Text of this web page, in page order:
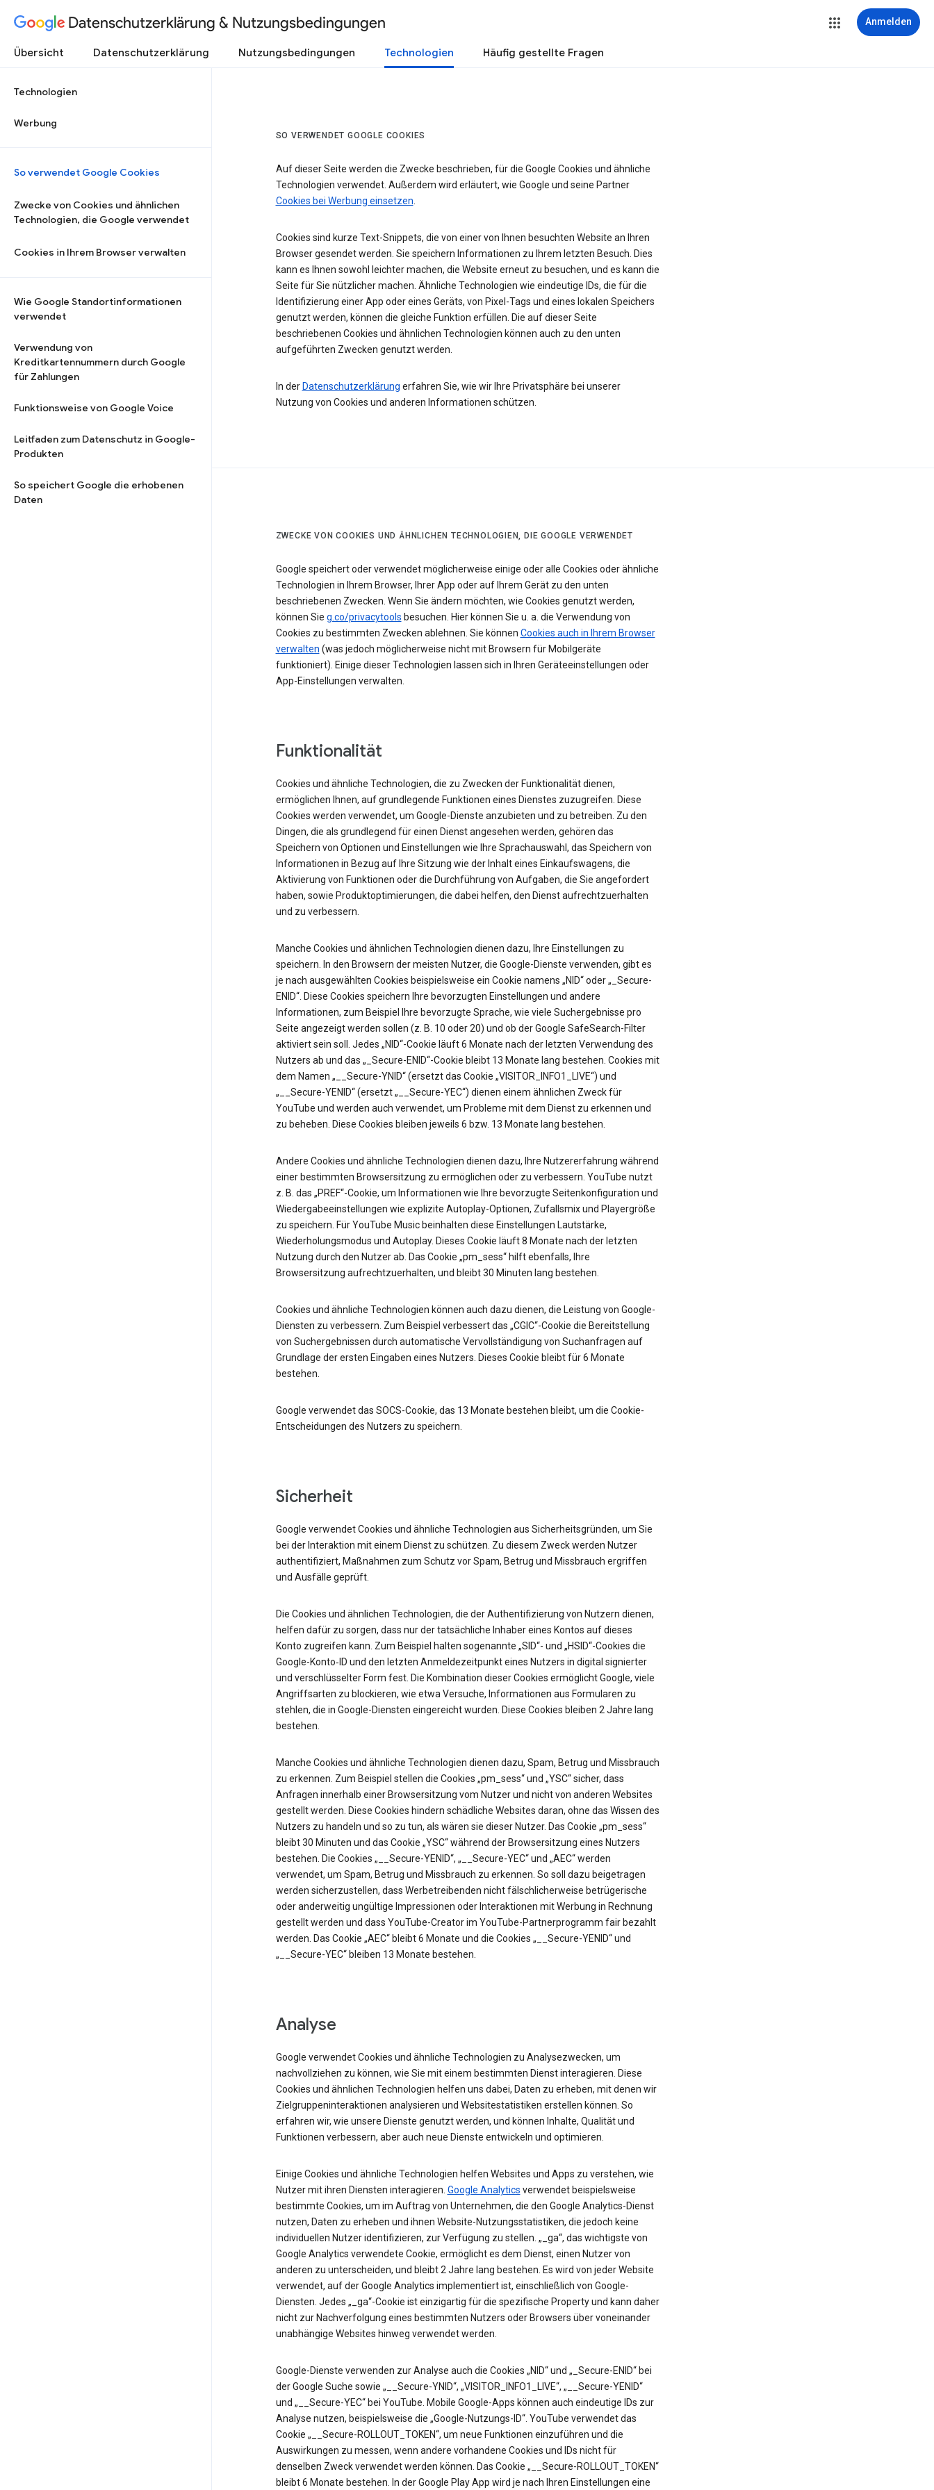
Datenschutzerklärung & Nutzungsbedingungen Anmelden
Übersicht Datenschutzerklärung Nutzungsbedingungen Technologien Häufig gestellte Fragen
Technologien
Werbung
So verwendet Google Cookies
Zwecke von Cookies und ähnlichen
Technologien, die Google verwendet
Cookies in Ihrem Browser verwalten
Wie Google Standortinformationen
verwendet
Verwendung von
Kreditkartennummern durch Google
für Zahlungen
Funktionsweise von Google Voice
Leitfaden zum Datenschutz in Google-
Produkten
So speichert Google die erhobenen
Daten
SO VERWENDET GOOGLE COOKIES
Auf dieser Seite werden die Zwecke beschrieben, für die Google Cookies und ähnliche
Technologien verwendet. Außerdem wird erläutert, wie Google und seine Partner
Cookies bei Werbung einsetzen.
Cookies sind kurze Text-Snippets, die von einer von Ihnen besuchten Website an Ihren
Browser gesendet werden. Sie speichern Informationen zu Ihrem letzten Besuch. Dies
kann es Ihnen sowohl leichter machen, die Website erneut zu besuchen, und es kann die
Seite für Sie nützlicher machen. Ähnliche Technologien wie eindeutige IDs, die für die
Identifizierung einer App oder eines Geräts, von Pixel-Tags und eines lokalen Speichers
genutzt werden, können die gleiche Funktion erfüllen. Die auf dieser Seite
beschriebenen Cookies und ähnlichen Technologien können auch zu den unten
aufgeführten Zwecken genutzt werden.
In der Datenschutzerklärung erfahren Sie, wie wir Ihre Privatsphäre bei unserer
Nutzung von Cookies und anderen Informationen schützen.
ZWECKE VON COOKIES UND ÄHNLICHEN TECHNOLOGIEN, DIE GOOGLE VERWENDET
Google speichert oder verwendet möglicherweise einige oder alle Cookies oder ähnliche
Technologien in Ihrem Browser, Ihrer App oder auf Ihrem Gerät zu den unten
beschriebenen Zwecken. Wenn Sie ändern möchten, wie Cookies genutzt werden,
können Sie g.co/privacytools besuchen. Hier können Sie u. a. die Verwendung von
Cookies zu bestimmten Zwecken ablehnen. Sie können Cookies auch in Ihrem Browser
verwalten (was jedoch möglicherweise nicht mit Browsern für Mobilgeräte
funktioniert). Einige dieser Technologien lassen sich in Ihren Geräteeinstellungen oder
App-Einstellungen verwalten.
Funktionalität
Cookies und ähnliche Technologien, die zu Zwecken der Funktionalität dienen,
ermöglichen Ihnen, auf grundlegende Funktionen eines Dienstes zuzugreifen. Diese
Cookies werden verwendet, um Google-Dienste anzubieten und zu betreiben. Zu den
Dingen, die als grundlegend für einen Dienst angesehen werden, gehören das
Speichern von Optionen und Einstellungen wie Ihre Sprachauswahl, das Speichern von
Informationen in Bezug auf Ihre Sitzung wie der Inhalt eines Einkaufswagens, die
Aktivierung von Funktionen oder die Durchführung von Aufgaben, die Sie angefordert
haben, sowie Produktoptimierungen, die dabei helfen, den Dienst aufrechtzuerhalten
und zu verbessern.
Manche Cookies und ähnlichen Technologien dienen dazu, Ihre Einstellungen zu
speichern. In den Browsern der meisten Nutzer, die Google-Dienste verwenden, gibt es
je nach ausgewählten Cookies beispielsweise ein Cookie namens „NID“ oder „_Secure-
ENID“. Diese Cookies speichern Ihre bevorzugten Einstellungen und andere
Informationen, zum Beispiel Ihre bevorzugte Sprache, wie viele Suchergebnisse pro
Seite angezeigt werden sollen (z. B. 10 oder 20) und ob der Google SafeSearch-Filter
aktiviert sein soll. Jedes „NID“-Cookie läuft 6 Monate nach der letzten Verwendung des
Nutzers ab und das „_Secure-ENID“-Cookie bleibt 13 Monate lang bestehen. Cookies mit
dem Namen „__Secure-YNID“ (ersetzt das Cookie „VISITOR_INFO1_LIVE“) und
„__Secure-YENID“ (ersetzt „__Secure-YEC“) dienen einem ähnlichen Zweck für
YouTube und werden auch verwendet, um Probleme mit dem Dienst zu erkennen und
zu beheben. Diese Cookies bleiben jeweils 6 bzw. 13 Monate lang bestehen.
Andere Cookies und ähnliche Technologien dienen dazu, Ihre Nutzererfahrung während
einer bestimmten Browsersitzung zu ermöglichen oder zu verbessern. YouTube nutzt
z. B. das „PREF“-Cookie, um Informationen wie Ihre bevorzugte Seitenkonfiguration und
Wiedergabeeinstellungen wie explizite Autoplay-Optionen, Zufallsmix und Playergröße
zu speichern. Für YouTube Music beinhalten diese Einstellungen Lautstärke,
Wiederholungsmodus und Autoplay. Dieses Cookie läuft 8 Monate nach der letzten
Nutzung durch den Nutzer ab. Das Cookie „pm_sess“ hilft ebenfalls, Ihre
Browsersitzung aufrechtzuerhalten, und bleibt 30 Minuten lang bestehen.
Cookies und ähnliche Technologien können auch dazu dienen, die Leistung von Google-
Diensten zu verbessern. Zum Beispiel verbessert das „CGIC“-Cookie die Bereitstellung
von Suchergebnissen durch automatische Vervollständigung von Suchanfragen auf
Grundlage der ersten Eingaben eines Nutzers. Dieses Cookie bleibt für 6 Monate
bestehen.
Google verwendet das SOCS-Cookie, das 13 Monate bestehen bleibt, um die Cookie-
Entscheidungen des Nutzers zu speichern.
Sicherheit
Google verwendet Cookies und ähnliche Technologien aus Sicherheitsgründen, um Sie
bei der Interaktion mit einem Dienst zu schützen. Zu diesem Zweck werden Nutzer
authentifiziert, Maßnahmen zum Schutz vor Spam, Betrug und Missbrauch ergriffen
und Ausfälle geprüft.
Die Cookies und ähnlichen Technologien, die der Authentifizierung von Nutzern dienen,
helfen dafür zu sorgen, dass nur der tatsächliche Inhaber eines Kontos auf dieses
Konto zugreifen kann. Zum Beispiel halten sogenannte „SID“- und „HSID“-Cookies die
Google-Konto‑ID und den letzten Anmeldezeitpunkt eines Nutzers in digital signierter
und verschlüsselter Form fest. Die Kombination dieser Cookies ermöglicht Google, viele
Angriffsarten zu blockieren, wie etwa Versuche, Informationen aus Formularen zu
stehlen, die in Google-Diensten eingereicht wurden. Diese Cookies bleiben 2 Jahre lang
bestehen.
Manche Cookies und ähnliche Technologien dienen dazu, Spam, Betrug und Missbrauch
zu erkennen. Zum Beispiel stellen die Cookies „pm_sess“ und „YSC“ sicher, dass
Anfragen innerhalb einer Browsersitzung vom Nutzer und nicht von anderen Websites
gestellt werden. Diese Cookies hindern schädliche Websites daran, ohne das Wissen des
Nutzers zu handeln und so zu tun, als wären sie dieser Nutzer. Das Cookie „pm_sess“
bleibt 30 Minuten und das Cookie „YSC“ während der Browsersitzung eines Nutzers
bestehen. Die Cookies „__Secure-YENID“, „__Secure-YEC“ und „AEC“ werden
verwendet, um Spam, Betrug und Missbrauch zu erkennen. So soll dazu beigetragen
werden sicherzustellen, dass Werbetreibenden nicht fälschlicherweise betrügerische
oder anderweitig ungültige Impressionen oder Interaktionen mit Werbung in Rechnung
gestellt werden und dass YouTube-Creator im YouTube-Partnerprogramm fair bezahlt
werden. Das Cookie „AEC“ bleibt 6 Monate und die Cookies „__Secure-YENID“ und
„__Secure-YEC“ bleiben 13 Monate bestehen.
Analyse
Google verwendet Cookies und ähnliche Technologien zu Analysezwecken, um
nachvollziehen zu können, wie Sie mit einem bestimmten Dienst interagieren. Diese
Cookies und ähnlichen Technologien helfen uns dabei, Daten zu erheben, mit denen wir
Zielgruppeninteraktionen analysieren und Websitestatistiken erstellen können. So
erfahren wir, wie unsere Dienste genutzt werden, und können Inhalte, Qualität und
Funktionen verbessern, aber auch neue Dienste entwickeln und optimieren.
Einige Cookies und ähnliche Technologien helfen Websites und Apps zu verstehen, wie
Nutzer mit ihren Diensten interagieren. Google Analytics verwendet beispielsweise
bestimmte Cookies, um im Auftrag von Unternehmen, die den Google Analytics-Dienst
nutzen, Daten zu erheben und ihnen Website-Nutzungsstatistiken, die jedoch keine
individuellen Nutzer identifizieren, zur Verfügung zu stellen. „_ga“, das wichtigste von
Google Analytics verwendete Cookie, ermöglicht es dem Dienst, einen Nutzer von
anderen zu unterscheiden, und bleibt 2 Jahre lang bestehen. Es wird von jeder Website
verwendet, auf der Google Analytics implementiert ist, einschließlich von Google-
Diensten. Jedes „_ga“-Cookie ist einzigartig für die spezifische Property und kann daher
nicht zur Nachverfolgung eines bestimmten Nutzers oder Browsers über voneinander
unabhängige Websites hinweg verwendet werden.
Google-Dienste verwenden zur Analyse auch die Cookies „NID“ und „_Secure-ENID“ bei
der Google Suche sowie „__Secure-YNID“, „VISITOR_INFO1_LIVE“, „__Secure-YENID“
und „__Secure-YEC“ bei YouTube. Mobile Google-Apps können auch eindeutige IDs zur
Analyse nutzen, beispielsweise die „Google-Nutzungs-ID“. YouTube verwendet das
Cookie „__Secure-ROLLOUT_TOKEN“, um neue Funktionen einzuführen und die
Auswirkungen zu messen, wenn andere vorhandene Cookies und IDs nicht für
denselben Zweck verwendet werden können. Das Cookie „__Secure-ROLLOUT_TOKEN“
bleibt 6 Monate bestehen. In der Google Play App wird je nach Ihren Einstellungen eine